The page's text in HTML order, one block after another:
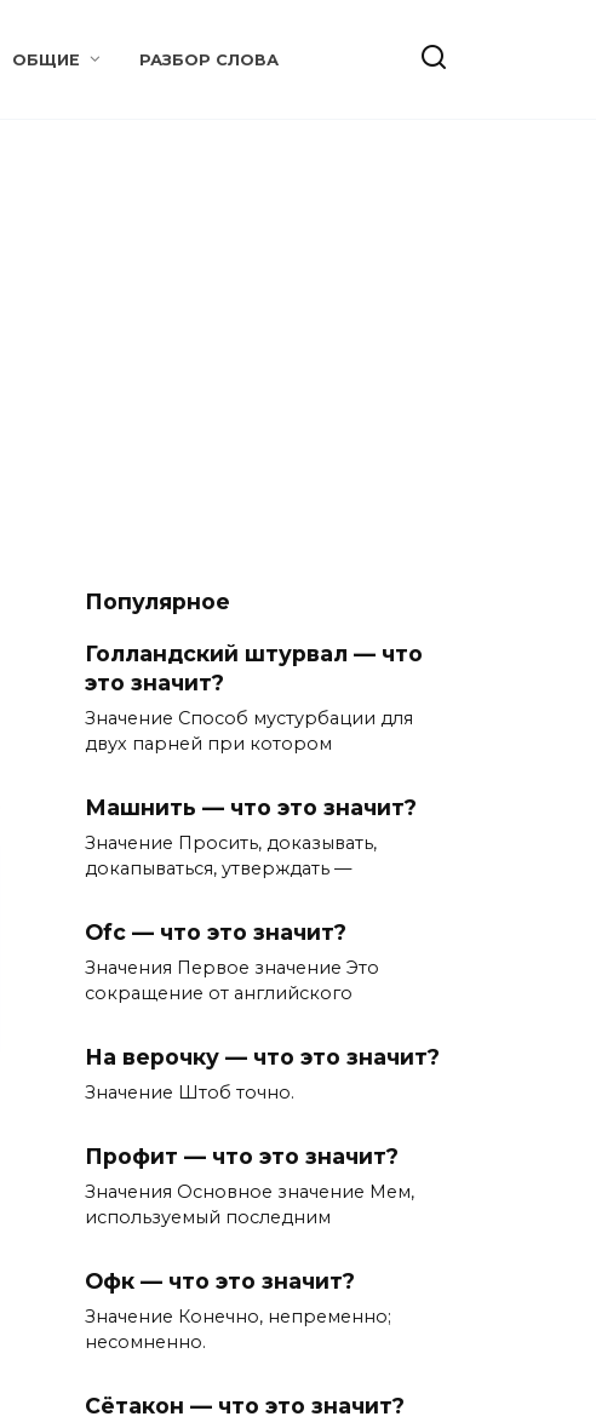
ОБЩИЕ РАЗБОР СЛОВА
Популярное
Голландский штурвал — что
это значит?
Значение Способ мустурбации для
двух парней при котором
Машнить — что это значит?
Значение Просить, доказывать,
докапываться, утверждать —
Ofc — что это значит?
Значения Первое значение Это
сокращение от английского
На верочку — что это значит?
Значение Штоб точно.
Профит — что это значит?
Значения Основное значение Мем,
используемый последним
Офк — что это значит?
Значение Конечно, непременно;
несомненно.
Сётакон — что это значит?